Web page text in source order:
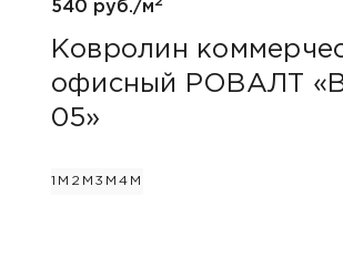
540 руб./м
Ковролин
офисный РОВАЛТ
05»
1М 2М 3М4М